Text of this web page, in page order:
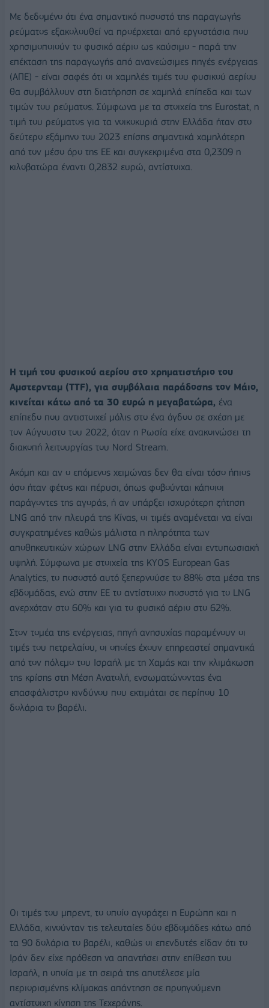
Με δεδομένο ότι ένα σημαντικό ποσοστό της παραγωγής
ρεύματος εξακολουθεί να προέρχεται από εργοστάσια που
χρησιμοποιούν το φυσικό αέριο ως καύσιμο - παρά την
επέκταση της παραγωγής από ανανεώσιμες πηγές ενέργειας
(ΑΠΕ) - είναι σαφές ότι οι χαμηλές τιμές του φυσικού αερίου
θα συμβάλλουν στη διατήρηση σε χαμηλά επίπεδα και των
τιμών του ρεύματος. Σύμφωνα με τα στοιχεία της Eurostat, η
τιμή του ρεύματος για τα νοικοκυριά στην Ελλάδα ήταν στο
δεύτερο εξάμηνο του 2023 επίσης σημαντικά χαμηλότερη
από τον μέσο όρο της ΕΕ και συγκεκριμένα στα 0,2309 η
κιλοβατώρα έναντι 0,2832 ευρώ, αντίστοιχα.
Η τιμή του φυσικού αερίου στο χρηματιστήριο του
Αμστερνταμ (TTF), για συμβόλαια παράδοσης τον Μάιο,
κινείται κάτω από τα 30 ευρώ η μεγαβατώρα, ένα
επίπεδο που αντιστοιχεί μόλις στο ένα όγδοο σε σχέση με
τον Αύγουστο του 2022, όταν η Ρωσία είχε ανακοινώσει τη
διακοπή λειτουργίας του Nord Stream.
Ακόμη και αν ο επόμενος χειμώνας δεν θα είναι τόσο ήπιος
όσο ήταν φέτος και πέρυσι, όπως φοβούνται κάποιοι
παράγοντες της αγοράς, ή αν υπάρξει ισχυρότερη ζήτηση
LNG από την πλευρά της Κίνας, οι τιμές αναμένεται να είναι
συγκρατημένες καθώς μάλιστα η πληρότητα των
αποθηκευτικών χώρων LNG στην Ελλάδα είναι εντυπωσιακή
υψηλή. Σύμφωνα με στοιχεία της KYOS European Gas
Analytics, το ποσοστό αυτό ξεπερνούσε το 88% στα μέσα της
εβδομάδας, ενώ στην ΕΕ το αντίστοιχο ποσοστό για το LNG
ανερχόταν στο 60% και για το φυσικό αέριο στο 62%.
Στον τομέα της ενέργειας, πηγή ανησυχίας παραμένουν οι
τιμές του πετρελαίου, οι οποίες έχουν επηρεαστεί σημαντικά
από τον πόλεμο του Ισραήλ με τη Χαμάς και την κλιμάκωση
της κρίσης στη Μέση Ανατολή, ενσωματώνοντας ένα
επασφάλιστρο κινδύνου που εκτιμάται σε περίπου 10
δολάρια το βαρέλι.
Οι τιμές του μπρεντ, το οποίο αγοράζει η Ευρώπη και η
Ελλάδα, κινούνταν τις τελευταίες δύο εβδομάδες κάτω από
τα 90 δολάρια το βαρέλι, καθώς οι επενδυτές είδαν ότι το
Ιράν δεν είχε πρόθεση να απαντήσει στην επίθεση του
Ισραήλ, η οποία με τη σειρά της αποτέλεσε μία
περιορισμένης κλίμακας απάντηση σε προηγούμενη
αντίστοιχη κίνηση της Τεχεράνης.